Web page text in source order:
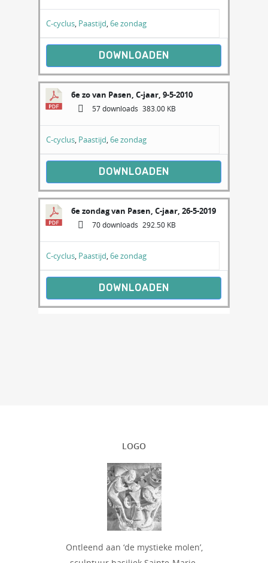
C-cyclus, Paastijd,6e zondag
DOWNLOADEN
6e zo van Pasen, C-jaar, 9-5-2010
57 downloads 383.00 KB
C-cyclus, Paastijd,6e zondag
DOWNLOADEN
6e zondag van Pasen, C-jaar, 26-5-2019
70 downloads 292.50 KB
C-cyclus, Paastijd,6e zondag
DOWNLOADEN
LOGO
Ontleend aan ‘de mystieke molen’,